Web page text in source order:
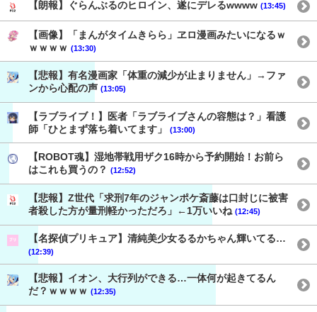
【朗報】ぐらんぶるのヒロイン、遂にデレるwwww (13:45)
【画像】「まんがタイムきらら」ヱロ漫画みたいになるｗ
ｗｗｗｗ (13:30)
【悲報】有名漫画家「体重の減少が止まりません」→ファ
ンから心配の声 (13:05)
【ラブライブ！】医者「ラブライブさんの容態は？」看護
師「ひとまず落ち着いてます」
(13:00)
【ROBOT魂】湿地帯戦用ザク16時から予約開始！お前ら
はこれも買うの？ (12:52)
【悲報】Z世代「求刑7年のジャンポケ斎藤は口封じに被害
者殺した方が量刑軽かっただろ」←1万いいね (12:45)
【名探偵プリキュア】清純美少女るるかちゃん輝いてる…
(12:39)
【悲報】イオン、大行列ができる…一体何が起きてるん
だ？ｗｗｗｗ (12:35)